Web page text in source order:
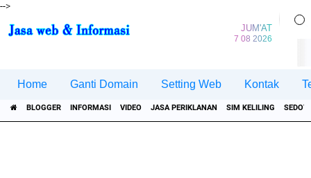
-->
JUM'AT
7 08 2026
Home Ganti Domain Setting Web Kontak
BLOGGER INFORMASI VIDEO JASA PERIKLANAN SIM KELILING SEDOT